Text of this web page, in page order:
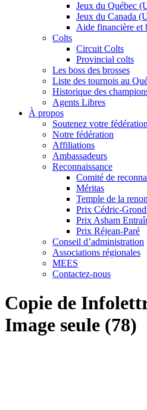
Jeux du Québec
Jeux du Canada
Aide financière et
Colts
Circuit Colts
Provincial colts
Les boss des brosses
Liste des tournois au
Historique des
Agents Libres
À propos
Soutenez votre fédération
Notre fédération
Affiliations
Ambassadeurs
Reconnaissance
Comité de
Méritas
Temple de la
Prix Cédric-
Prix Asham
Prix Réjean-Paré
Conseil d’administration
Associations régionales
MEES
Contactez-nous
Copie de
Image seule (78)